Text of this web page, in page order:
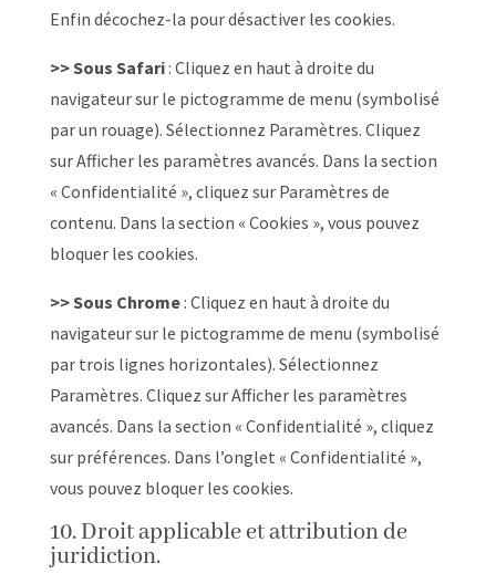
Enfin décochez-la pour désactiver les cookies.
>> Sous Safari: Cliquez en haut à droite du
navigateur sur le pictogramme de menu (symbolisé
par un rouage). Sélectionnez Paramètres. Cliquez
sur Afficher les paramètres avancés. Dans la section
« Confidentialité », cliquez sur Paramètres de
contenu. Dans la section « Cookies », vous pouvez
bloquer les cookies.
>> Sous Chrome: Cliquez en haut à droite du
navigateur sur le pictogramme de menu (symbolisé
par trois lignes horizontales). Sélectionnez
Paramètres. Cliquez sur Afficher les paramètres
avancés. Dans la section « Confidentialité », cliquez
sur préférences. Dans l’onglet « Confidentialité »,
vous pouvez bloquer les cookies.
10. Droit applicable et attribution de
juridiction.